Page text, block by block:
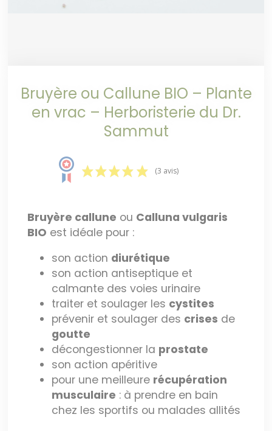
Bruyère ou Callune BIO – Plante
en vrac – Herboristerie du Dr.
Sammut
(3 avis)
Bruyère callune ou Calluna vulgaris
BIO est idéale pour :
son action diurétique
son action antiseptique et
calmante des voies urinaire
traiter et soulager les cystites
prévenir et soulager des crises de
goutte
décongestionner la prostate
son action apéritive
pour une meilleure récupération
musculaire : à prendre en bain
chez les sportifs ou malades allités